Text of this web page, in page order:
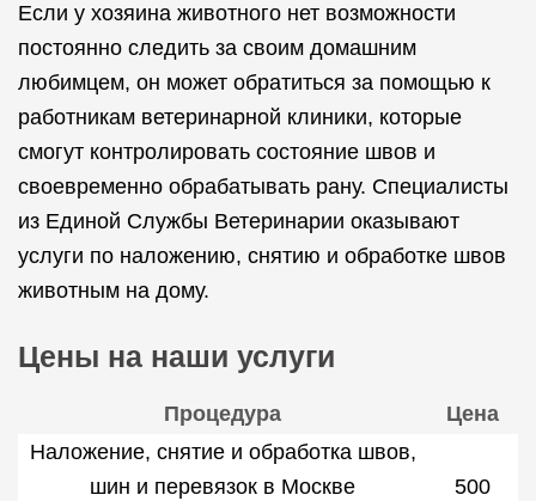
Если у хозяина животного нет возможности
постоянно следить за своим домашним
любимцем, он может обратиться за помощью к
работникам ветеринарной клиники, которые
смогут контролировать состояние швов и
своевременно обрабатывать рану. Специалисты
из Единой Службы Ветеринарии оказывают
услуги по наложению, снятию и обработке швов
животным на дому.
Цены на наши услуги
Процедура
Цена
Наложение, снятие и обработка швов,
шин и перевязок в Москве
500